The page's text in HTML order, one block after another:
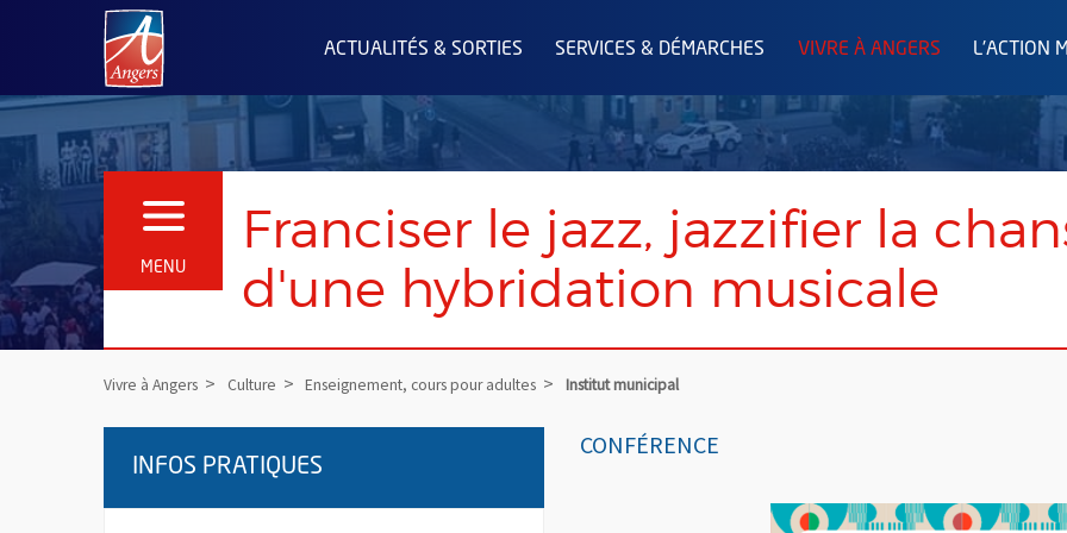
Angers.fr : Retour à l'accueil
ACTUALITÉS & SORTIES SERVICES & DÉMARCHES VIVRE À ANGERS L'ACTION
MENU
OUVRIR LE MENU
Franciser le jazz, jazzifier la
d'une hybridation musicale
Vivre à Angers Culture Enseignement, cours pour adultes Institut municipal
CONFÉRENCE
INFOS PRATIQUES